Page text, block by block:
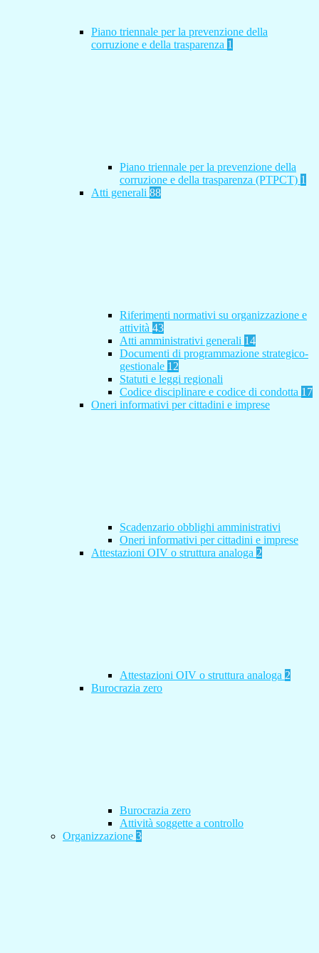
Piano triennale per la prevenzione della
corruzione e della trasparenza 1
Piano triennale per la prevenzione della
corruzione e della trasparenza (PTPCT) 1
Atti generali 88
Riferimenti normativi su organizzazione e
attività 43
Atti amministrativi generali 14
Documenti di programmazione strategico-
gestionale 12
Statuti e leggi regionali
Codice disciplinare e codice di condotta 17
Oneri informativi per cittadini e imprese
Scadenzario obblighi amministrativi
Oneri informativi per cittadini e imprese
Attestazioni OIV o struttura analoga 2
Attestazioni OIV o struttura analoga 2
Burocrazia zero
Burocrazia zero
Attività soggette a controllo
Organizzazione 3